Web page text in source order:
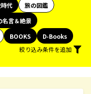
代
旅の図鑑
名言＆絶景
BOOKS
D-Books
絞り込み条件を追加